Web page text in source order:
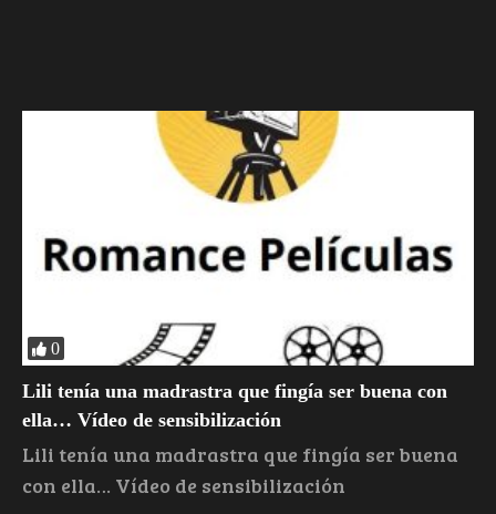
0
Lili tenía una madrastra que fingía ser buena con
ella… Vídeo de sensibilización
Lili tenía una madrastra que fingía ser buena
con ella… Vídeo de sensibilización